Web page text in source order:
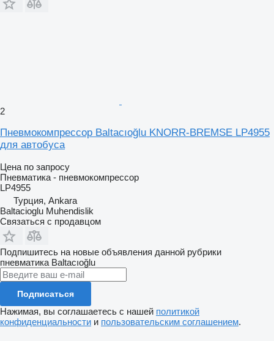
2
Пневмокомпрессор Baltacıoğlu KNORR-BREMSE LP4955
для автобуса
Цена по запросу
Пневматика - пневмокомпрессор
LP4955
Турция, Ankara
Baltacioglu Muhendislik
Связаться с продавцом
Подпишитесь на новые объявления данной рубрики
пневматика Baltacıoğlu
Подписаться
Нажимая, вы соглашаетесь с нашей политикой
конфиденциальности и пользовательским соглашением.